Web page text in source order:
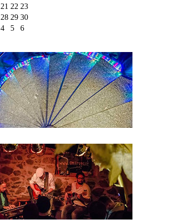
21 22 23
28 29 30
4 5
6